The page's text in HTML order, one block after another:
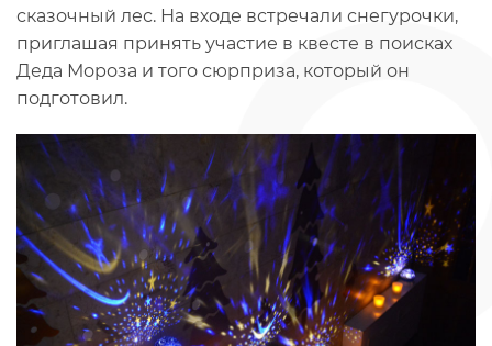
сказочный лес. На входе встречали снегурочки,
приглашая принять участие в квесте в поисках
Деда Мороза и того сюрприза, который он
подготовил.